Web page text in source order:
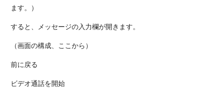
ます。）
すると、メッセージの入力欄が開きます。
（画面の構成、ここから）
前に戻る
ビデオ通話を開始